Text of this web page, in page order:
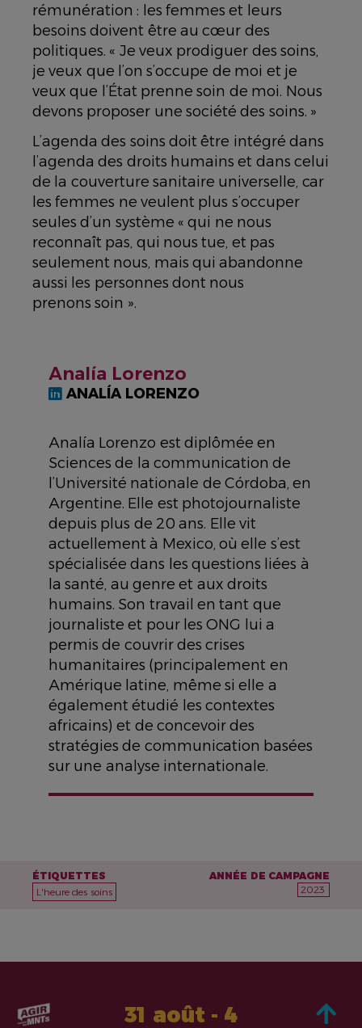
rémunération : les femmes et leurs
besoins doivent être au cœur des
politiques. « Je veux prodiguer des soins,
je veux que l’on s’occupe de moi et je
veux que l’État prenne soin de moi. Nous
devons proposer une société des soins. »
L’agenda des soins doit être intégré dans
l’agenda des droits humains et dans celui
de la couverture sanitaire universelle, car
les femmes ne veulent plus s’occuper
seules d’un système « qui ne nous
reconnaît pas, qui nous tue, et pas
seulement nous, mais qui abandonne
aussi les personnes dont nous
prenons soin ».
Analía Lorenzo
ANALÍA LORENZO
Analía Lorenzo est diplômée en
Sciences de la communication de
l’Université nationale de Córdoba, en
Argentine. Elle est photojournaliste
depuis plus de 20 ans. Elle vit
actuellement à Mexico, où elle s’est
spécialisée dans les questions liées à
la santé, au genre et aux droits
humains. Son travail en tant que
journaliste et pour les ONG lui a
permis de couvrir des crises
humanitaires (principalement en
Amérique latine, même si elle a
également étudié les contextes
africains) et de concevoir des
stratégies de communication basées
sur une analyse internationale.
ÉTIQUETTES
L'heure des soins
ANNÉE DE CAMPAGNE
2023
31 août - 4